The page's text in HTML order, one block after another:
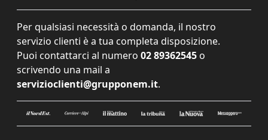
Per qualsiasi necessità o domanda, il nostro
servizio clienti è a tua completa disposizione.
Puoi contattarci al numero 02 89362545 o
scrivendo una mail a
servizioclienti@grupponem.it.